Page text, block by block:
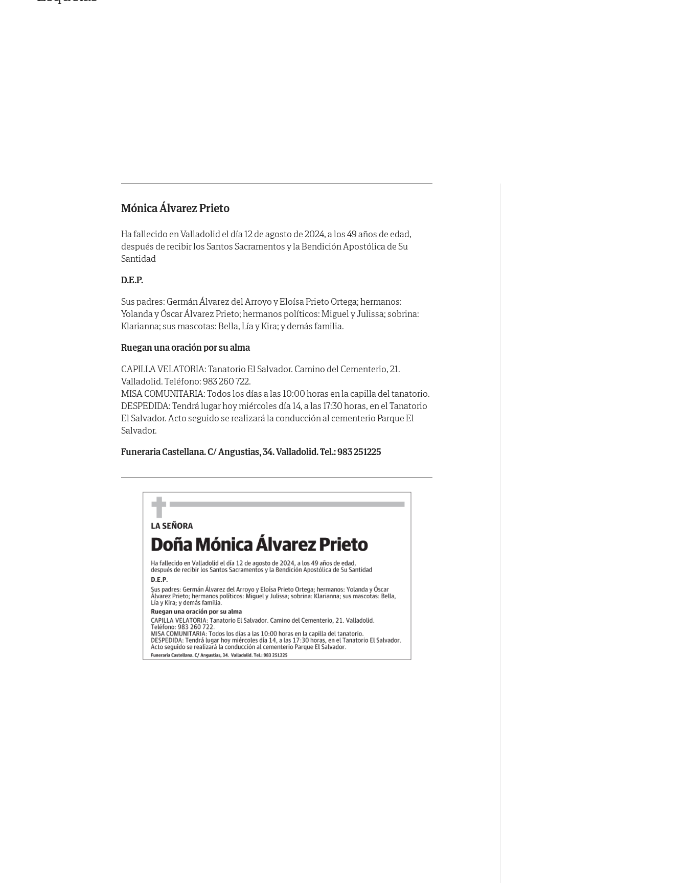
Mónica Álvarez Prieto
Ha fallecido en Valladolid el día 12 de agosto de 2024, a los 49 años de edad,
después de recibir los Santos Sacramentos y la Bendición Apostólica de Su
Santidad
D.E.P.
Sus padres: Germán Álvarez del Arroyo y Eloísa Prieto Ortega; hermanos:
Yolanda y Óscar Álvarez Prieto; hermanos políticos: Miguel y Julissa; sobrina:
Klarianna; sus mascotas: Bella, Lía y Kira; y demás familia.
Ruegan una oración por su alma
CAPILLA VELATORIA: Tanatorio El Salvador. Camino del Cementerio, 21.
Valladolid. Teléfono: 983 260 722.
MISA COMUNITARIA: Todos los días a las 10:00 horas en la capilla del tanatorio.
DESPEDIDA: Tendrá lugar hoy miércoles día 14, a las 17:30 horas, en el Tanatorio
El Salvador. Acto seguido se realizará la conducción al cementerio Parque El
Salvador.
Funeraria Castellana. C/ Angustias, 34. Valladolid. Tel.: 983 251225